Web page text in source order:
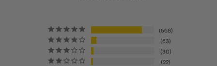
568
63
30
22